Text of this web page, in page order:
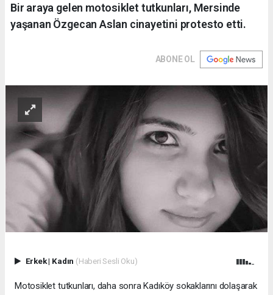
Bir araya gelen motosiklet tutkunları, Mersinde
yaşanan Özgecan Aslan cinayetini protesto etti.
ABONE OL
Erkek| Kadın (Haberi Sesli Oku)
Motosiklet tutkunları, daha sonra Kadıköy sokaklarını dolaşarak